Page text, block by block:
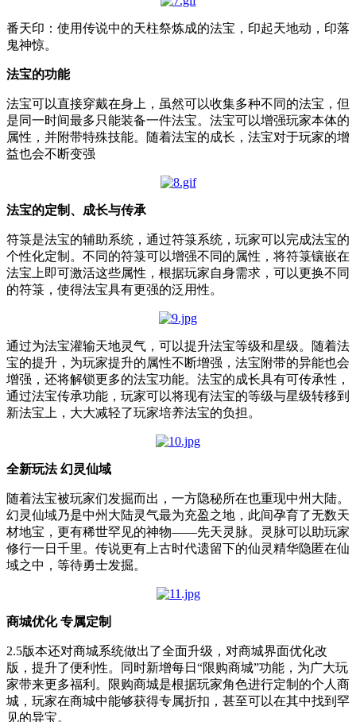
番天印：使用传说中的天柱祭炼成的法宝，印起天地动，印落
鬼神惊。
法宝的功能
法宝可以直接穿戴在身上，虽然可以收集多种不同的法宝，但
是同一时间最多只能装备一件法宝。法宝可以增强玩家本体的
属性，并附带特殊技能。随着法宝的成长，法宝对于玩家的增
益也会不断变强
法宝的定制、成长与传承
符箓是法宝的辅助系统，通过符箓系统，玩家可以完成法宝的
个性化定制。不同的符箓可以增强不同的属性，将符箓镶嵌在
法宝上即可激活这些属性，根据玩家自身需求，可以更换不同
的符箓，使得法宝具有更强的泛用性。
通过为法宝灌输天地灵气，可以提升法宝等级和星级。随着法
宝的提升，为玩家提升的属性不断增强，法宝附带的异能也会
增强，还将解锁更多的法宝功能。法宝的成长具有可传承性，
通过法宝传承功能，玩家可以将现有法宝的等级与星级转移到
新法宝上，大大减轻了玩家培养法宝的负担。
全新玩法 幻灵仙域
随着法宝被玩家们发掘而出，一方隐秘所在也重现中州大陆。
幻灵仙域乃是中州大陆灵气最为充盈之地，此间孕育了无数天
材地宝，更有稀世罕见的神物——先天灵脉。灵脉可以助玩家
修行一日千里。传说更有上古时代遗留下的仙灵精华隐匿在仙
域之中，等待勇士发掘。
商城优化 专属定制
2.5版本还对商城系统做出了全面升级，对商城界面优化改
版，提升了便利性。同时新增每日“限购商城”功能，为广大玩
家带来更多福利。限购商城是根据玩家角色进行定制的个人商
城，玩家在商城中能够获得专属折扣，甚至可以在其中找到罕
见的异宝。